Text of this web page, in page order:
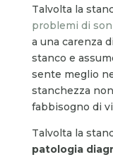
Talvolta la
problemi di
a una carenza di
stanco e
sente meglio
stanchezza
fabbisogno di
Talvolta la
patologia